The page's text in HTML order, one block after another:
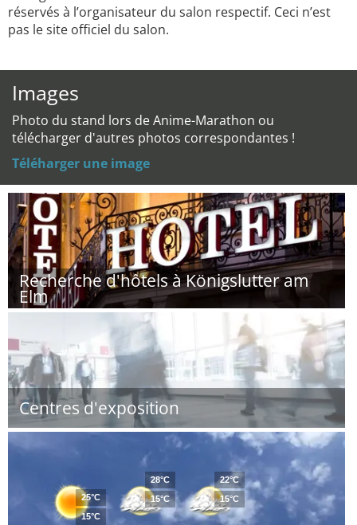
réservés à l’organisateur du salon respectif. Ceci n’est
pas le site officiel du salon.
Images
Photo du stand lors de Anime-Marathon ou
télécharger d'autres photos correspondantes !
Téléharger une image
Recherche d'hôtels à Königslutter am
Elm
Centres d'exposition
25°C
15°C
28°C
15°C
22°C
15°C